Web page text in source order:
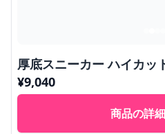
厚底スニーカー ハイカッ
¥9,040
商品の詳